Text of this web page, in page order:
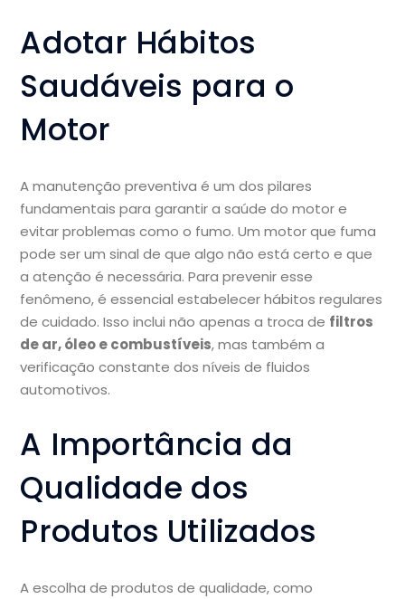
Adotar Hábitos
Saudáveis para o
Motor
A manutenção preventiva é um dos pilares
fundamentais para garantir a saúde do motor e
evitar problemas como o fumo. Um motor que fuma
pode ser um sinal de que algo não está certo e que
a atenção é necessária. Para prevenir esse
fenômeno, é essencial estabelecer hábitos regulares
de cuidado. Isso inclui não apenas a troca de filtros
de ar, óleo e combustíveis, mas também a
verificação constante dos níveis de fluidos
automotivos.
A Importância da
Qualidade dos
Produtos Utilizados
A escolha de produtos de qualidade, como